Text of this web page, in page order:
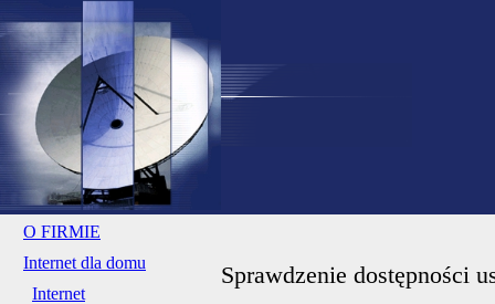
O FIRMIE
Internet dla domu
Internet
Sprawdzenie dostępności